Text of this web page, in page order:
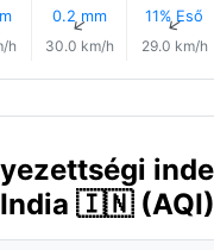
h
0.2 mm
↑
30.0 km/h
11% Eső
↑
29.0 km/h
🇮🇳 (AQI)